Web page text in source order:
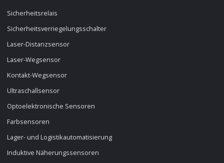
Sicherheitsrelais
Sicherheitsverriegelungsschalter
Laser-Distanzsensor
Laser-Wegsensor
Kontakt-Wegsensor
Ultraschallsensor
Optoelektronische Sensoren
Farbsensoren
Lager- und Logistikautomatisierung
Induktive Näherungssensoren